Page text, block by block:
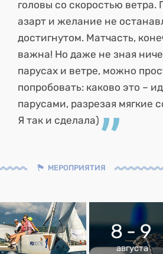
головы со скоростью ветра.
азарт и желание не
достигнутом. Матчасть,
важна! Но даже не зная
парусах и ветре, можно
попробовать: каково это –
парусами, разрезая мягкие
Я так и сделала)
МЕРОПРИЯТИЯ
8 - 9
августа